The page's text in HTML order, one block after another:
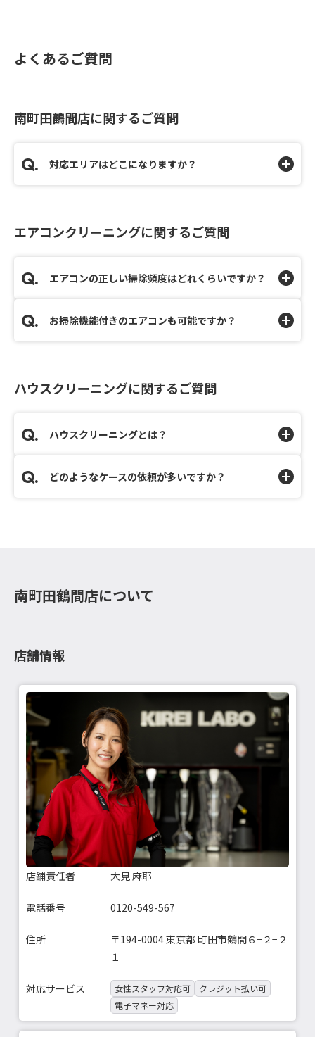
よくあるご質問
南町田鶴間店に関するご質問
対応エリアはどこになりますか？
エアコンクリーニングに関するご質問
エアコンの正しい掃除頻度はどれくらいですか？
お掃除機能付きのエアコンも可能ですか？
ハウスクリーニングに関するご質問
ハウスクリーニングとは？
どのようなケースの依頼が多いですか？
南町田鶴間店について
店舗情報
店舗責任者 大見 麻耶
電話番号 0120-549-567
住所
〒194-0004 東京都 町田市鶴間６−２−２
１
対応サービス 女性スタッフ対応可
クレジット払い可
電子マネー対応